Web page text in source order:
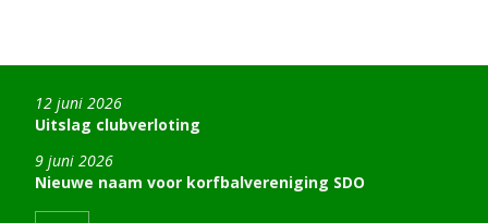
Uitslag clubverloting
12 juni 2026
Nieuwe naam voor korfbalvereniging SDO
9 juni 2026